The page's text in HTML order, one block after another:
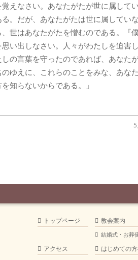
えなさい。あなたがたが世に属して
。だが、あなたがたは世に属してい
世はあなたがたを憎むのである。『
い出しなさい。人々がわたしを迫害
の言葉を守ったのであれば、あなた
ゆえに、これらのことをみな、あな
知らないからである。」
トップページ 教会案内
結婚式・お葬
アクセス はじめての